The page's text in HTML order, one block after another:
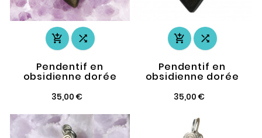
 
Pendentif en
obsidienne dorée
35,00 €
 
Pendentif en
obsidienne dorée
35,00 €